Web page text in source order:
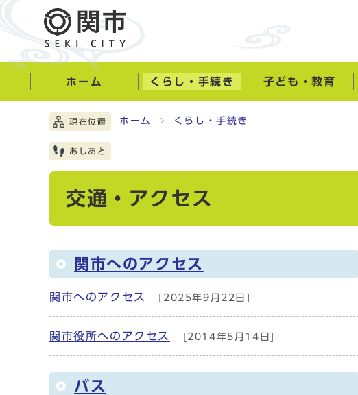
ホーム くらし・手続き 子ども・教育
現在位置 ホーム くらし・手続き
あしあと
交通・アクセス
関市へのアクセス
関市へのアクセス [2025年9月22日]
関市役所へのアクセス [2014年5月14日]
バス